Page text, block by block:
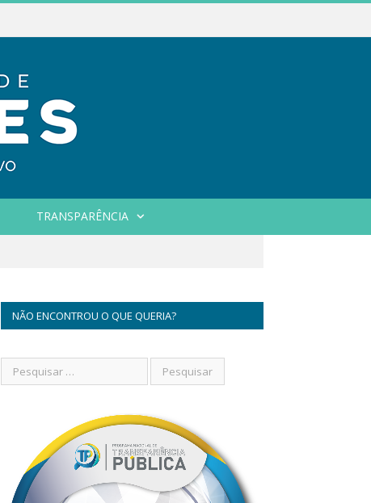
TRANSPARÊNCIA
NÃO ENCONTROU O QUE QUERIA?